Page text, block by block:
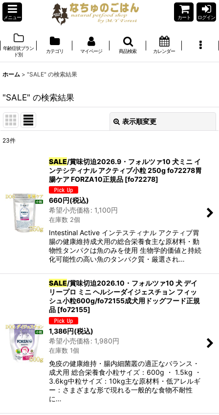
メニュー カート ログイン
年齢症状ブラン
ド別
カテゴリ マイページ 商品検索 カレンダー
ホーム > "SALE" の検索結果
"SALE" の検索結果
表示順変更
在庫あり
並び順
23件
SALE/賞味切迫2026.9・フォルツァ10 犬ミニ イ
ンテシティナル アクティブ小粒 250g fo72278胃
腸ケア FORZA10正規品 [fo72278]
660 円(税込)
希望小売価格: 1,100円
在庫数 2個
Intestinal Active インテスティナル アクティブ胃
腸の健康維持成犬用の総合栄養食主な原材料・動
物性タンパクは魚のみを使用 生物学的価値と持続
化可能性の高い魚のタンパク質・厳選され…
SALE/賞味切迫2026.10・フォルツァ10 犬 デイ
リープロ ミニ ヘルシーダイジェスチョン フィッ
シュ小粒600g/fo72155成犬用ドッグフード正規
品 [fo72155]
1,386円(税込)
希望小売価格: 1,980円
在庫数 1個
免疫の健康維持・腸内細菌叢の適正なバランス・
成犬用 総合栄養食小粒サイズ：600g ・ 1.5kg ・
3.6kg中粒サイズ：10kg主な原材料・低アレルギ
ー：さまざまな形で現れる一般的な食物不耐性
に…